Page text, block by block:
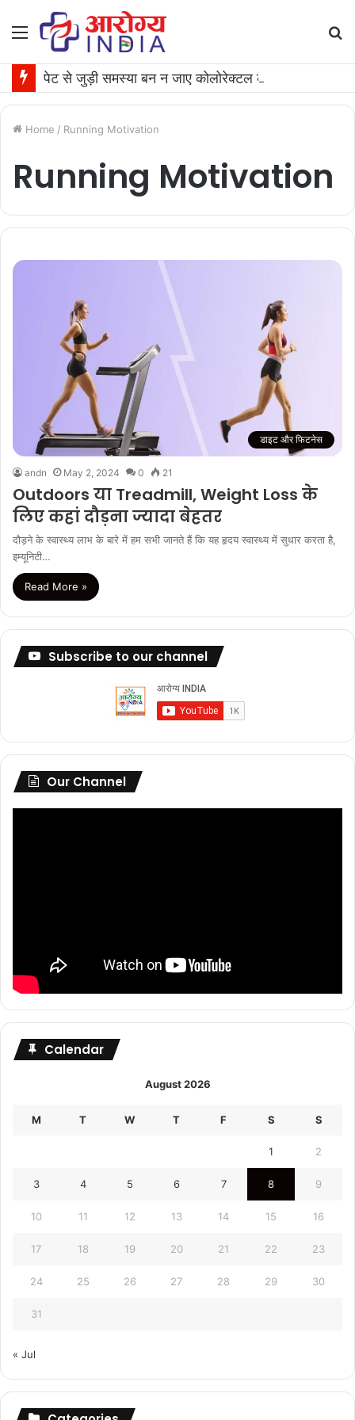
Menu
Home / Running Motivation
Running Motivation
डाइट और फिटनेस
andn May 2, 2024 0 21
Outdoors या Treadmill, Weight Loss के
लिए कहां दौड़ना ज्यादा बेहतर
दौड़ने के स्वास्थ्य लाभ के बारे में हम सभी जानते हैं कि यह हृदय स्वास्थ्य में सुधार करता है,
इम्यूनिटी…
Read More »
Subscribe to our channel
Our Channel
Calendar
August 2026
M T W T F S S
1 2
3 4 5 6 7 8 9
10 11 12 13 14 15 16
17 18 19 20 21 22 23
24 25 26 27 28 29 30
31
« Jul